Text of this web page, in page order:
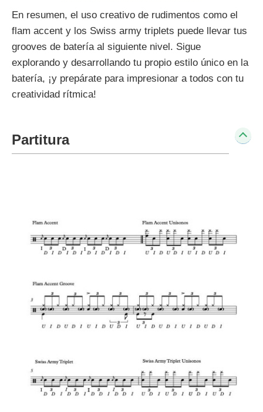
En resumen, el uso creativo de rudimentos como el
flam accent y los Swiss army triplets puede llevar tus
grooves de batería al siguiente nivel. Sigue
explorando y desarrollando tu propio estilo único en la
batería, ¡y prepárate para impresionar a todos con tu
creatividad rítmica!
Partitura